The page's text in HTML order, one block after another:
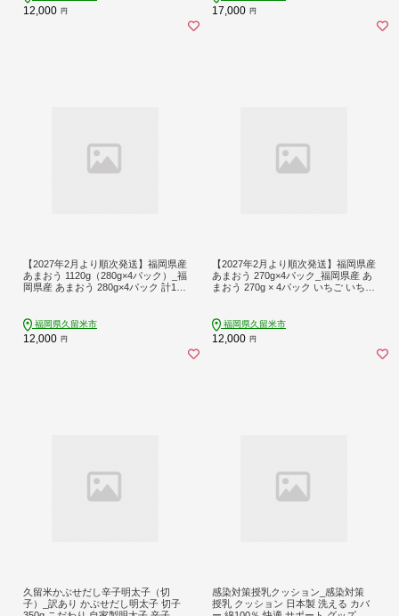
ージー ジャム 南国フルーツ お取り
寄せ 福岡県 久留米市 送料無料_Fi01
12,000 円
ージー ジャム 南国フルーツ お取り
寄せ 福岡県 久留米市 送料無料_Fi01
17,000 円
【2027年2月より順次発送】福岡県産
あまおう 1120g（280g×4パック）_福
岡県産 あまおう 280g×4パック 計112
冷蔵 国産 お取り寄せ 久留米市 送料
無料_Fi034
福岡県久留米市
12,000 円
【2027年2月より順次発送】福岡県産
あまおう 270g×4パック_福岡県産 あ
まおう 270g × 4パック いちご いちご
フルーツ 大人気 九州産 国産 食べ物
お取り寄せ 福岡県 久留米市 送料無
料_Fi024
福岡県久留米市
12,000 円
久留米かぶせだし辛子明太子（切
子）_訳あり かぶせだし明太子 切子
感染対策授乳クッション_感染対策
授乳 クッション 日本製 洗える カバ